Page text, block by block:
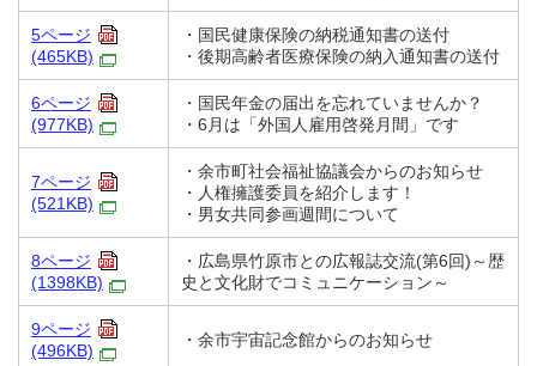
5ページ
(465KB)
・国民健康保険の納税通知書の送付
・後期高齢者医療保険の納入通知書の送付
6ページ
(977KB)
・国民年金の届出を忘れていませんか？
・6月は「外国人雇用啓発月間」です
7ページ
(521KB)
・余市町社会福祉協議会からのお知らせ
・人権擁護委員を紹介します！
・男女共同参画週間について
8ページ
(1398KB)
・広島県竹原市との広報誌交流(第6回)～歴
史と文化財でコミュニケーション～
9ページ
(496KB)
・余市宇宙記念館からのお知らせ